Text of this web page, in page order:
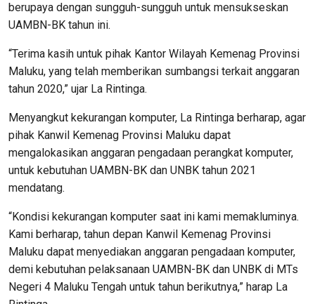
berupaya dengan sungguh-sungguh untuk mensukseskan
UAMBN-BK tahun ini.
“Terima kasih untuk pihak Kantor Wilayah Kemenag Provinsi
Maluku, yang telah memberikan sumbangsi terkait anggaran
tahun 2020,” ujar La Rintinga.
Menyangkut kekurangan komputer, La Rintinga berharap, agar
pihak Kanwil Kemenag Provinsi Maluku dapat
mengalokasikan anggaran pengadaan perangkat komputer,
untuk kebutuhan UAMBN-BK dan UNBK tahun 2021
mendatang.
“Kondisi kekurangan komputer saat ini kami memakluminya.
Kami berharap, tahun depan Kanwil Kemenag Provinsi
Maluku dapat menyediakan anggaran pengadaan komputer,
demi kebutuhan pelaksanaan UAMBN-BK dan UNBK di MTs
Negeri 4 Maluku Tengah untuk tahun berikutnya,” harap La